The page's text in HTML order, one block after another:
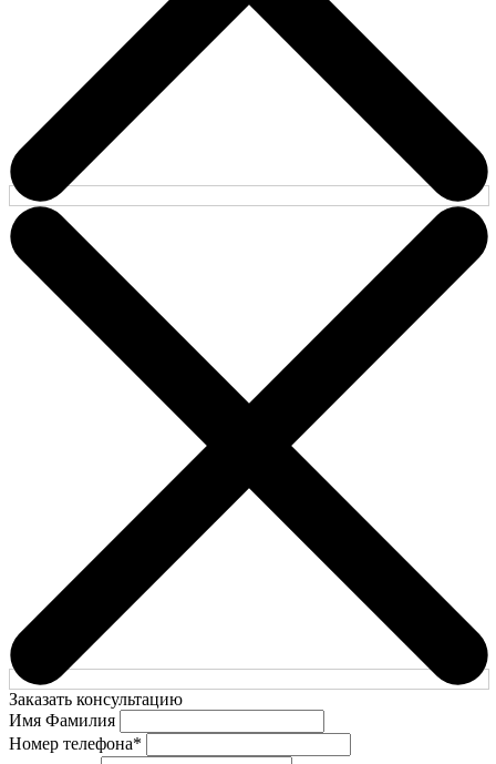
Заказать консультацию
Имя Фамилия
Номер телефона*